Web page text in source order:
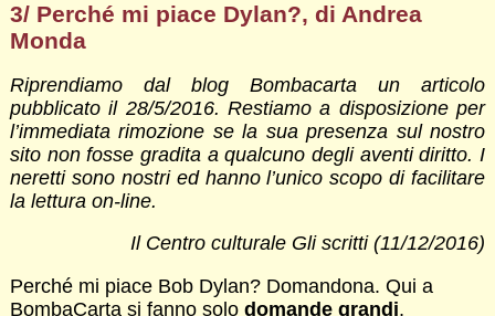
3/ Perché mi piace Dylan?, di Andrea
Monda
Riprendiamo dal blog Bombacarta un articolo
pubblicato il 28/5/2016. Restiamo a disposizione per
l’immediata rimozione se la sua presenza sul nostro
sito non fosse gradita a qualcuno degli aventi diritto. I
neretti sono nostri ed hanno l’unico scopo di facilitare
la lettura on-line.
Il Centro culturale Gli scritti (11/12/2016)
Perché mi piace Bob Dylan? Domandona. Qui a
BombaCarta si fanno solo domande grandi,